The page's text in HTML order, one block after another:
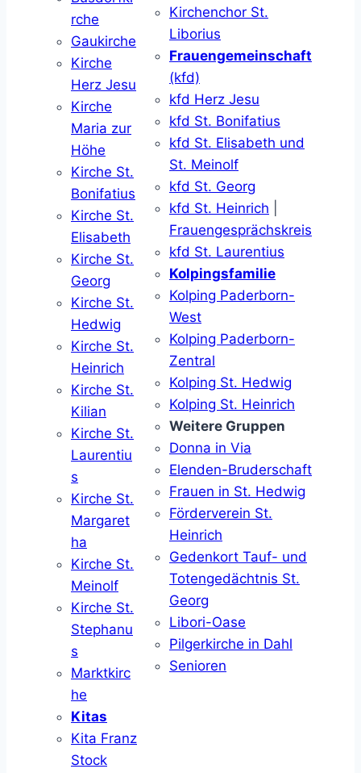
rche
Gaukirche
Kirche
Herz Jesu
Kirche
Maria zur
Höhe
Kirche St.
Bonifatius
Kirche St.
Elisabeth
Kirche St.
Georg
Kirche St.
Hedwig
Kirche St.
Heinrich
Kirche St.
Kilian
Kirche St.
Laurentiu
s
Kirche St.
Margaret
ha
Kirche St.
Meinolf
Kirche St.
Stephanu
s
Marktkirc
he
Kitas
Kita Franz
Stock
Kirchenchor St.
Liborius
Frauengemeinschaft
(kfd)
kfd Herz Jesu
kfd St. Bonifatius
kfd St. Elisabeth und
St. Meinolf
kfd St. Georg
kfd St. Heinrich
Frauengesprächskreis
kfd St. Laurentius
Kolpingsfamilie
Kolping Paderborn-
West
Kolping Paderborn-
Zentral
Kolping St. Hedwig
Kolping St. Heinrich
Weitere Gruppen
Donna in Via
Elenden-Bruderschaft
Frauen in St. Hedwig
Förderverein St.
Heinrich
Gedenkort Tauf- und
Totengedächtnis St.
Georg
Libori-Oase
Pilgerkirche in Dahl
Senioren